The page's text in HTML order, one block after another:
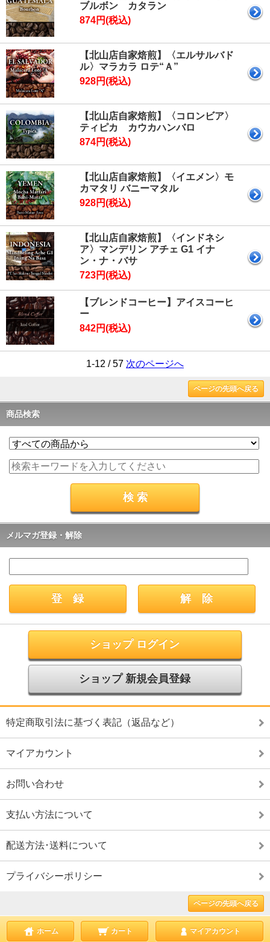
ブルボン カタラン
874円(税込)
【北山店自家焙煎】〈エルサルバド
ル〉マラカラ ロテ“Ａ”
928円(税込)
【北山店自家焙煎】〈コロンビア〉
ティピカ カウカハンバロ
874円(税込)
【北山店自家焙煎】〈イエメン〉モ
カマタリ バニーマタル
928円(税込)
【北山店自家焙煎】〈インドネシ
ア〉マンデリン アチェ G1 イナ
ン・ナ・バサ
723円(税込)
【ブレンドコーヒー】アイスコーヒ
ー
842円(税込)
1-12 / 57 次のページへ
ページの先頭へ戻る
商品検索
メルマガ登録・解除
ショップ ログイン
ショップ 新規会員登録
特定商取引法に基づく表記（返品など）
マイアカウント
お問い合わせ
支払い方法について
配送方法･送料について
プライバシーポリシー
ページの先頭へ戻る
ホーム カート マイアカウント